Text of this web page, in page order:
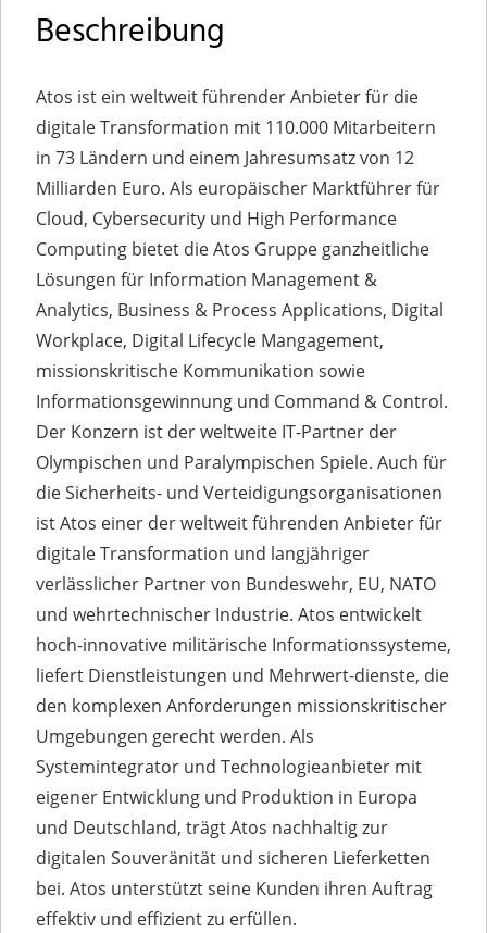
Beschreibung
Atos ist ein weltweit führender Anbieter für die
digitale Transformation mit 110.000 Mitarbeitern
in 73 Ländern und einem Jahresumsatz von 12
Milliarden Euro. Als europäischer Marktführer für
Cloud, Cybersecurity und High Performance
Computing bietet die Atos Gruppe ganzheitliche
Lösungen für Information Management &
Analytics, Business & Process Applications, Digital
Workplace, Digital Lifecycle Mangagement,
missionskritische Kommunikation sowie
Informationsgewinnung und Command & Control.
Der Konzern ist der weltweite IT-Partner der
Olympischen und Paralympischen Spiele. Auch für
die Sicherheits- und Verteidigungsorganisationen
ist Atos einer der weltweit führenden Anbieter für
digitale Transformation und langjähriger
verlässlicher Partner von Bundeswehr, EU, NATO
und wehrtechnischer Industrie. Atos entwickelt
hoch-innovative militärische Informationssysteme,
liefert Dienstleistungen und Mehrwert-dienste, die
den komplexen Anforderungen missionskritischer
Umgebungen gerecht werden. Als
Systemintegrator und Technologieanbieter mit
eigener Entwicklung und Produktion in Europa
und Deutschland, trägt Atos nachhaltig zur
digitalen Souveränität und sicheren Lieferketten
bei. Atos unterstützt seine Kunden ihren Auftrag
effektiv und effizient zu erfüllen.